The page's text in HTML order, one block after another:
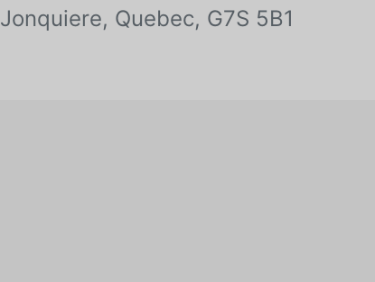
Jonquiere, Quebec, G7S 5B1